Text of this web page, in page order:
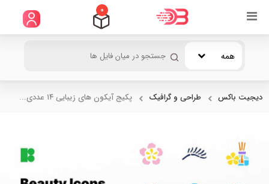
0
همه
دیجیت باکس طراحی و گرافیک پکیج آیکون های زیبایی ۱۴ عددی...